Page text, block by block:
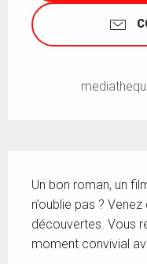
Un bon roman, un
n’oublie pas ?
découvertes. Vous
moment convivial